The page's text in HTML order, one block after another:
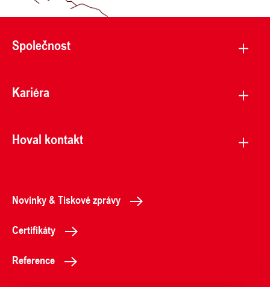
Společnost
Kariéra
Hoval kontakt
Novinky & Tiskové zprávy
Certifikáty
Reference